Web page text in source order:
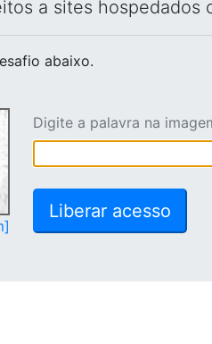
a sites hospedados
abaixo.
Digite a palavra na